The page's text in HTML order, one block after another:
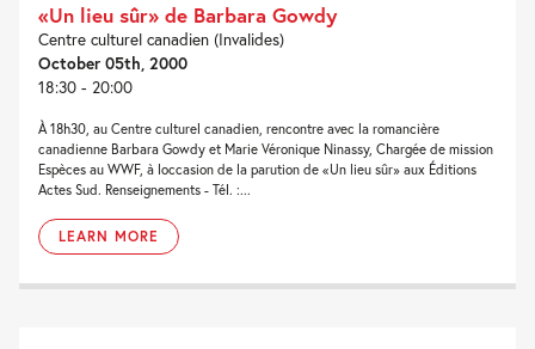
«Un lieu sûr» de Barbara Gowdy
Centre culturel canadien (Invalides)
October 05th, 2000
18:30 - 20:00
À 18h30, au Centre culturel canadien, rencontre avec la romancière
canadienne Barbara Gowdy et Marie Véronique Ninassy, Chargée de mission
Espèces au WWF, à loccasion de la parution de «Un lieu sûr» aux Éditions
Actes Sud. Renseignements - Tél. :...
LEARN MORE